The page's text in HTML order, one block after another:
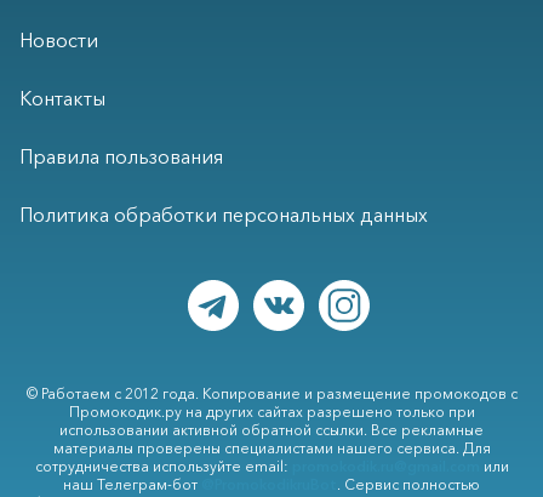
Новости
Контакты
Правила пользования
Политика обработки персональных данных
© Работаем с 2012 года. Копирование и размещение промокодов с
Промокодик.ру на других сайтах разрешено только при
использовании активной обратной ссылки. Все рекламные
материалы проверены специалистами нашего сервиса. Для
сотрудничества используйте email:
или
наш Телеграм-бот
. Сервис полностью